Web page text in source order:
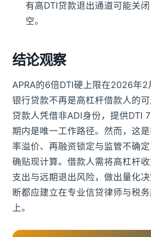
有高DTI贷款退出通道可能关
空。
结论观察
APRA的6倍DTI硬上限在2026年2
银行贷款不再是高杠杆借款人的
贷款人凭借非ADI身份，提供DTI
期内是唯一工作路径。然而，这
率溢价、再融资锁定与监管不确
确贴现计算。借款人需将高杠杆
支出与远期退出风险，做出量化
断都应建立在专业信贷律师与税
上。